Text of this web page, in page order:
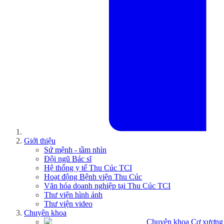
Giới thiệu
Sứ mệnh - tầm nhìn
Đội ngũ Bác sĩ
Hệ thống y tế Thu Cúc TCI
Hoạt động Bệnh viện Thu Cúc
Văn hóa doanh nghiệp tại Thu Cúc TCI
Thư viện hình ảnh
Thư viện video
Chuyên khoa
Chuyên khoa Cơ